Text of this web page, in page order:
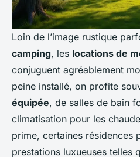
Loin de l’image rustique
camping, les locations de
conjuguent agréablement
peine installé, on profite
équipée, de salles de bain
climatisation pour les
prime, certaines résidences
prestations luxueuses telles